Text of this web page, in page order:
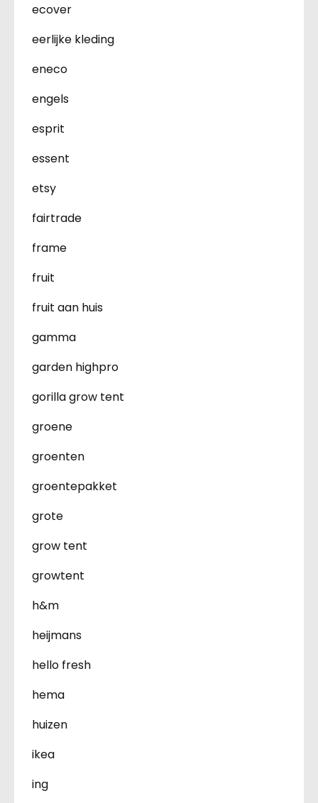
ecover
eerlijke kleding
eneco
engels
esprit
essent
etsy
fairtrade
frame
fruit
fruit aan huis
gamma
garden highpro
gorilla grow tent
groene
groenten
groentepakket
grote
grow tent
growtent
h&m
heijmans
hello fresh
hema
huizen
ikea
ing